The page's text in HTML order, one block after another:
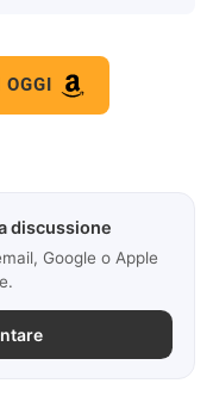
discussione
Google o Apple